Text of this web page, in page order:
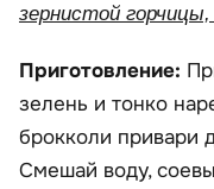
зернистой
Приготовление:
зелень и тонко
брокколи привари
Смешай воду,